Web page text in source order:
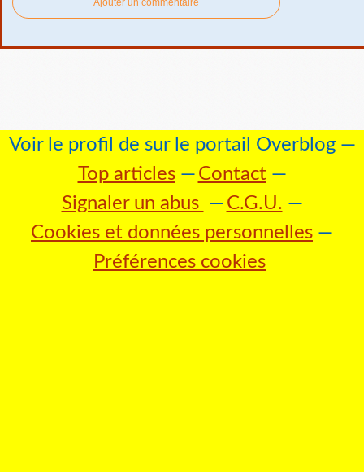
Voir le profil de sur le portail Overblog
Top articles
Contact
Signaler un abus
C.G.U.
Cookies et données personnelles
Préférences cookies